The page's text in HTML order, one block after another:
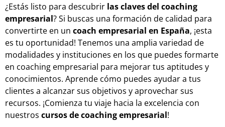
¿Estás listo para descubrir las claves del coaching
empresarial? Si buscas una formación de calidad para
convertirte en un coach empresarial en España, ¡esta
es tu oportunidad! Tenemos una amplia variedad de
modalidades y instituciones en los que puedes formarte
en coaching empresarial para mejorar tus aptitudes y
conocimientos. Aprende cómo puedes ayudar a tus
clientes a alcanzar sus objetivos y aprovechar sus
recursos. ¡Comienza tu viaje hacia la excelencia con
nuestros cursos de coaching empresarial!